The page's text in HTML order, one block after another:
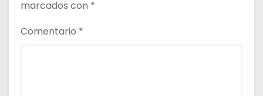
marcados con *
Comentario *